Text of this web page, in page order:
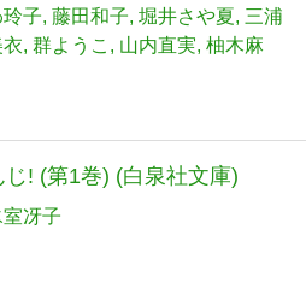
子 藤田和子 堀井さや夏 三浦
群ようこ 山内直実 柚木麻
じ! (第1巻) (白泉社文庫)
室冴子